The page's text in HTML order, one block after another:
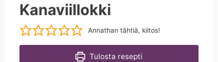
Kanaviillokki
Annathan tähtiä, kiitos!
Tulosta resepti